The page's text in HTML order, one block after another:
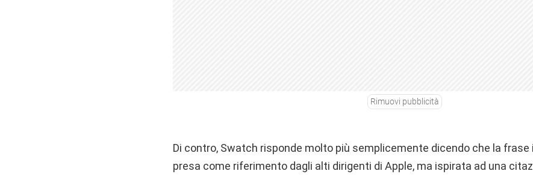
Rimuovi pubblicità
Di contro, Swatch risponde molto più semplicemente dicendo che la
presa come riferimento dagli alti dirigenti di Apple, ma ispirata ad una